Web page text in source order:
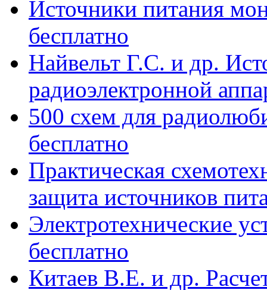
Источники питания
бесплатно
Найвельт Г.С. и др.
радиоэлектронной
500 схем для
бесплатно
Практическая
защита источников
Электротехнические
бесплатно
Китаев В.Е. и др.